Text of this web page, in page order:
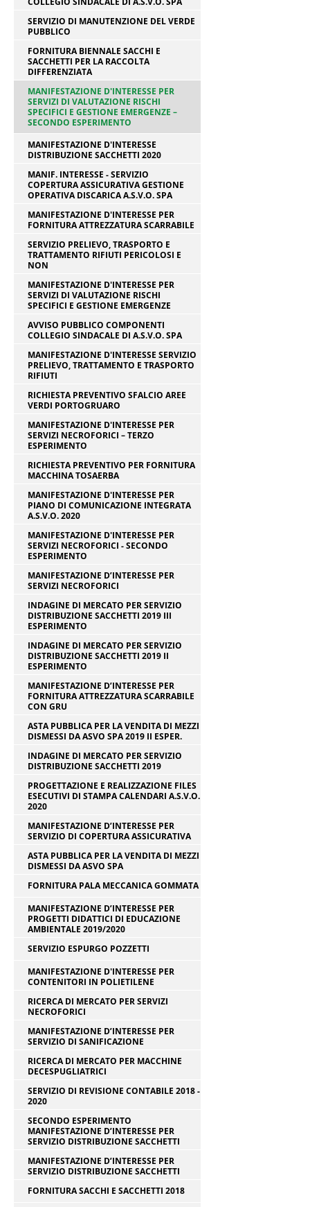
SERVIZIO DI MANUTENZIONE DEL VERDE
PUBBLICO
FORNITURA BIENNALE SACCHI E
SACCHETTI PER LA RACCOLTA
DIFFERENZIATA
MANIFESTAZIONE D'INTERESSE PER
SERVIZI DI VALUTAZIONE RISCHI
SPECIFICI E GESTIONE EMERGENZE –
SECONDO ESPERIMENTO
MANIFESTAZIONE D'INTERESSE
DISTRIBUZIONE SACCHETTI 2020
MANIF. INTERESSE - SERVIZIO
COPERTURA ASSICURATIVA GESTIONE
OPERATIVA DISCARICA A.S.V.O. SPA
MANIFESTAZIONE D'INTERESSE PER
FORNITURA ATTREZZATURA SCARRABILE
SERVIZIO PRELIEVO, TRASPORTO E
TRATTAMENTO RIFIUTI PERICOLOSI E
NON
MANIFESTAZIONE D'INTERESSE PER
SERVIZI DI VALUTAZIONE RISCHI
SPECIFICI E GESTIONE EMERGENZE
AVVISO PUBBLICO COMPONENTI
COLLEGIO SINDACALE DI A.S.V.O. SPA
MANIFESTAZIONE D'INTERESSE SERVIZIO
PRELIEVO, TRATTAMENTO E TRASPORTO
RIFIUTI
RICHIESTA PREVENTIVO SFALCIO AREE
VERDI PORTOGRUARO
MANIFESTAZIONE D'INTERESSE PER
SERVIZI NECROFORICI – TERZO
ESPERIMENTO
RICHIESTA PREVENTIVO PER FORNITURA
MACCHINA TOSAERBA
MANIFESTAZIONE D'INTERESSE PER
PIANO DI COMUNICAZIONE INTEGRATA
A.S.V.O. 2020
MANIFESTAZIONE D'INTERESSE PER
SERVIZI NECROFORICI - SECONDO
ESPERIMENTO
MANIFESTAZIONE D’INTERESSE PER
SERVIZI NECROFORICI
INDAGINE DI MERCATO PER SERVIZIO
DISTRIBUZIONE SACCHETTI 2019 III
ESPERIMENTO
INDAGINE DI MERCATO PER SERVIZIO
DISTRIBUZIONE SACCHETTI 2019 II
ESPERIMENTO
MANIFESTAZIONE D’INTERESSE PER
FORNITURA ATTREZZATURA SCARRABILE
CON GRU
ASTA PUBBLICA PER LA VENDITA DI MEZZI
DISMESSI DA ASVO SPA 2019 II ESPER.
INDAGINE DI MERCATO PER SERVIZIO
DISTRIBUZIONE SACCHETTI 2019
PROGETTAZIONE E REALIZZAZIONE FILES
ESECUTIVI DI STAMPA CALENDARI A.S.V.O.
2020
MANIFESTAZIONE D’INTERESSE PER
SERVIZIO DI COPERTURA ASSICURATIVA
ASTA PUBBLICA PER LA VENDITA DI MEZZI
DISMESSI DA ASVO SPA
FORNITURA PALA MECCANICA GOMMATA
MANIFESTAZIONE D’INTERESSE PER
PROGETTI DIDATTICI DI EDUCAZIONE
AMBIENTALE 2019/2020
SERVIZIO ESPURGO POZZETTI
MANIFESTAZIONE D'INTERESSE PER
CONTENITORI IN POLIETILENE
RICERCA DI MERCATO PER SERVIZI
NECROFORICI
MANIFESTAZIONE D’INTERESSE PER
SERVIZIO DI SANIFICAZIONE
RICERCA DI MERCATO PER MACCHINE
DECESPUGLIATRICI
SERVIZIO DI REVISIONE CONTABILE 2018 -
2020
SECONDO ESPERIMENTO
MANIFESTAZIONE D’INTERESSE PER
SERVIZIO DISTRIBUZIONE SACCHETTI
MANIFESTAZIONE D’INTERESSE PER
SERVIZIO DISTRIBUZIONE SACCHETTI
FORNITURA SACCHI E SACCHETTI 2018